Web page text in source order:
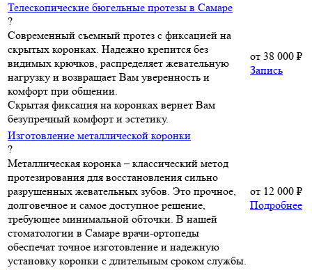
Телескопические бюгельные протезы в Самаре
?
Современный съемный протез с фиксацией на
скрытых коронках. Надежно крепится без
видимых крючков, распределяет жевательную
нагрузку и возвращает Вам уверенность и
комфорт при общении.
Скрытая фиксация на коронках вернет Вам
безупречный комфорт и эстетику.
от 38 000 ₽
Запись
Изготовление металлической коронки
?
Металлическая коронка – классический метод
протезирования для восстановления сильно
разрушенных жевательных зубов. Это прочное,
долговечное и самое доступное решение,
требующее минимальной обточки. В нашей
стоматологии в Самаре врачи-ортопеды
обеспечат точное изготовление и надежную
установку коронки с длительным сроком службы.
от 12 000 ₽
Подробнее